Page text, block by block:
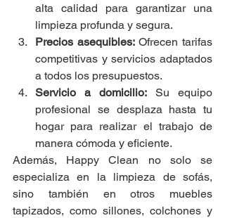
alta calidad para garantizar una
limpieza profunda y segura.
Precios asequibles: Ofrecen tarifas
competitivas y servicios adaptados
a todos los presupuestos.
Servicio a domicilio: Su equipo
profesional se desplaza hasta tu
hogar para realizar el trabajo de
manera cómoda y eficiente.
Además, Happy Clean no solo se
especializa en la limpieza de sofás,
sino también en otros muebles
tapizados, como sillones, colchones y